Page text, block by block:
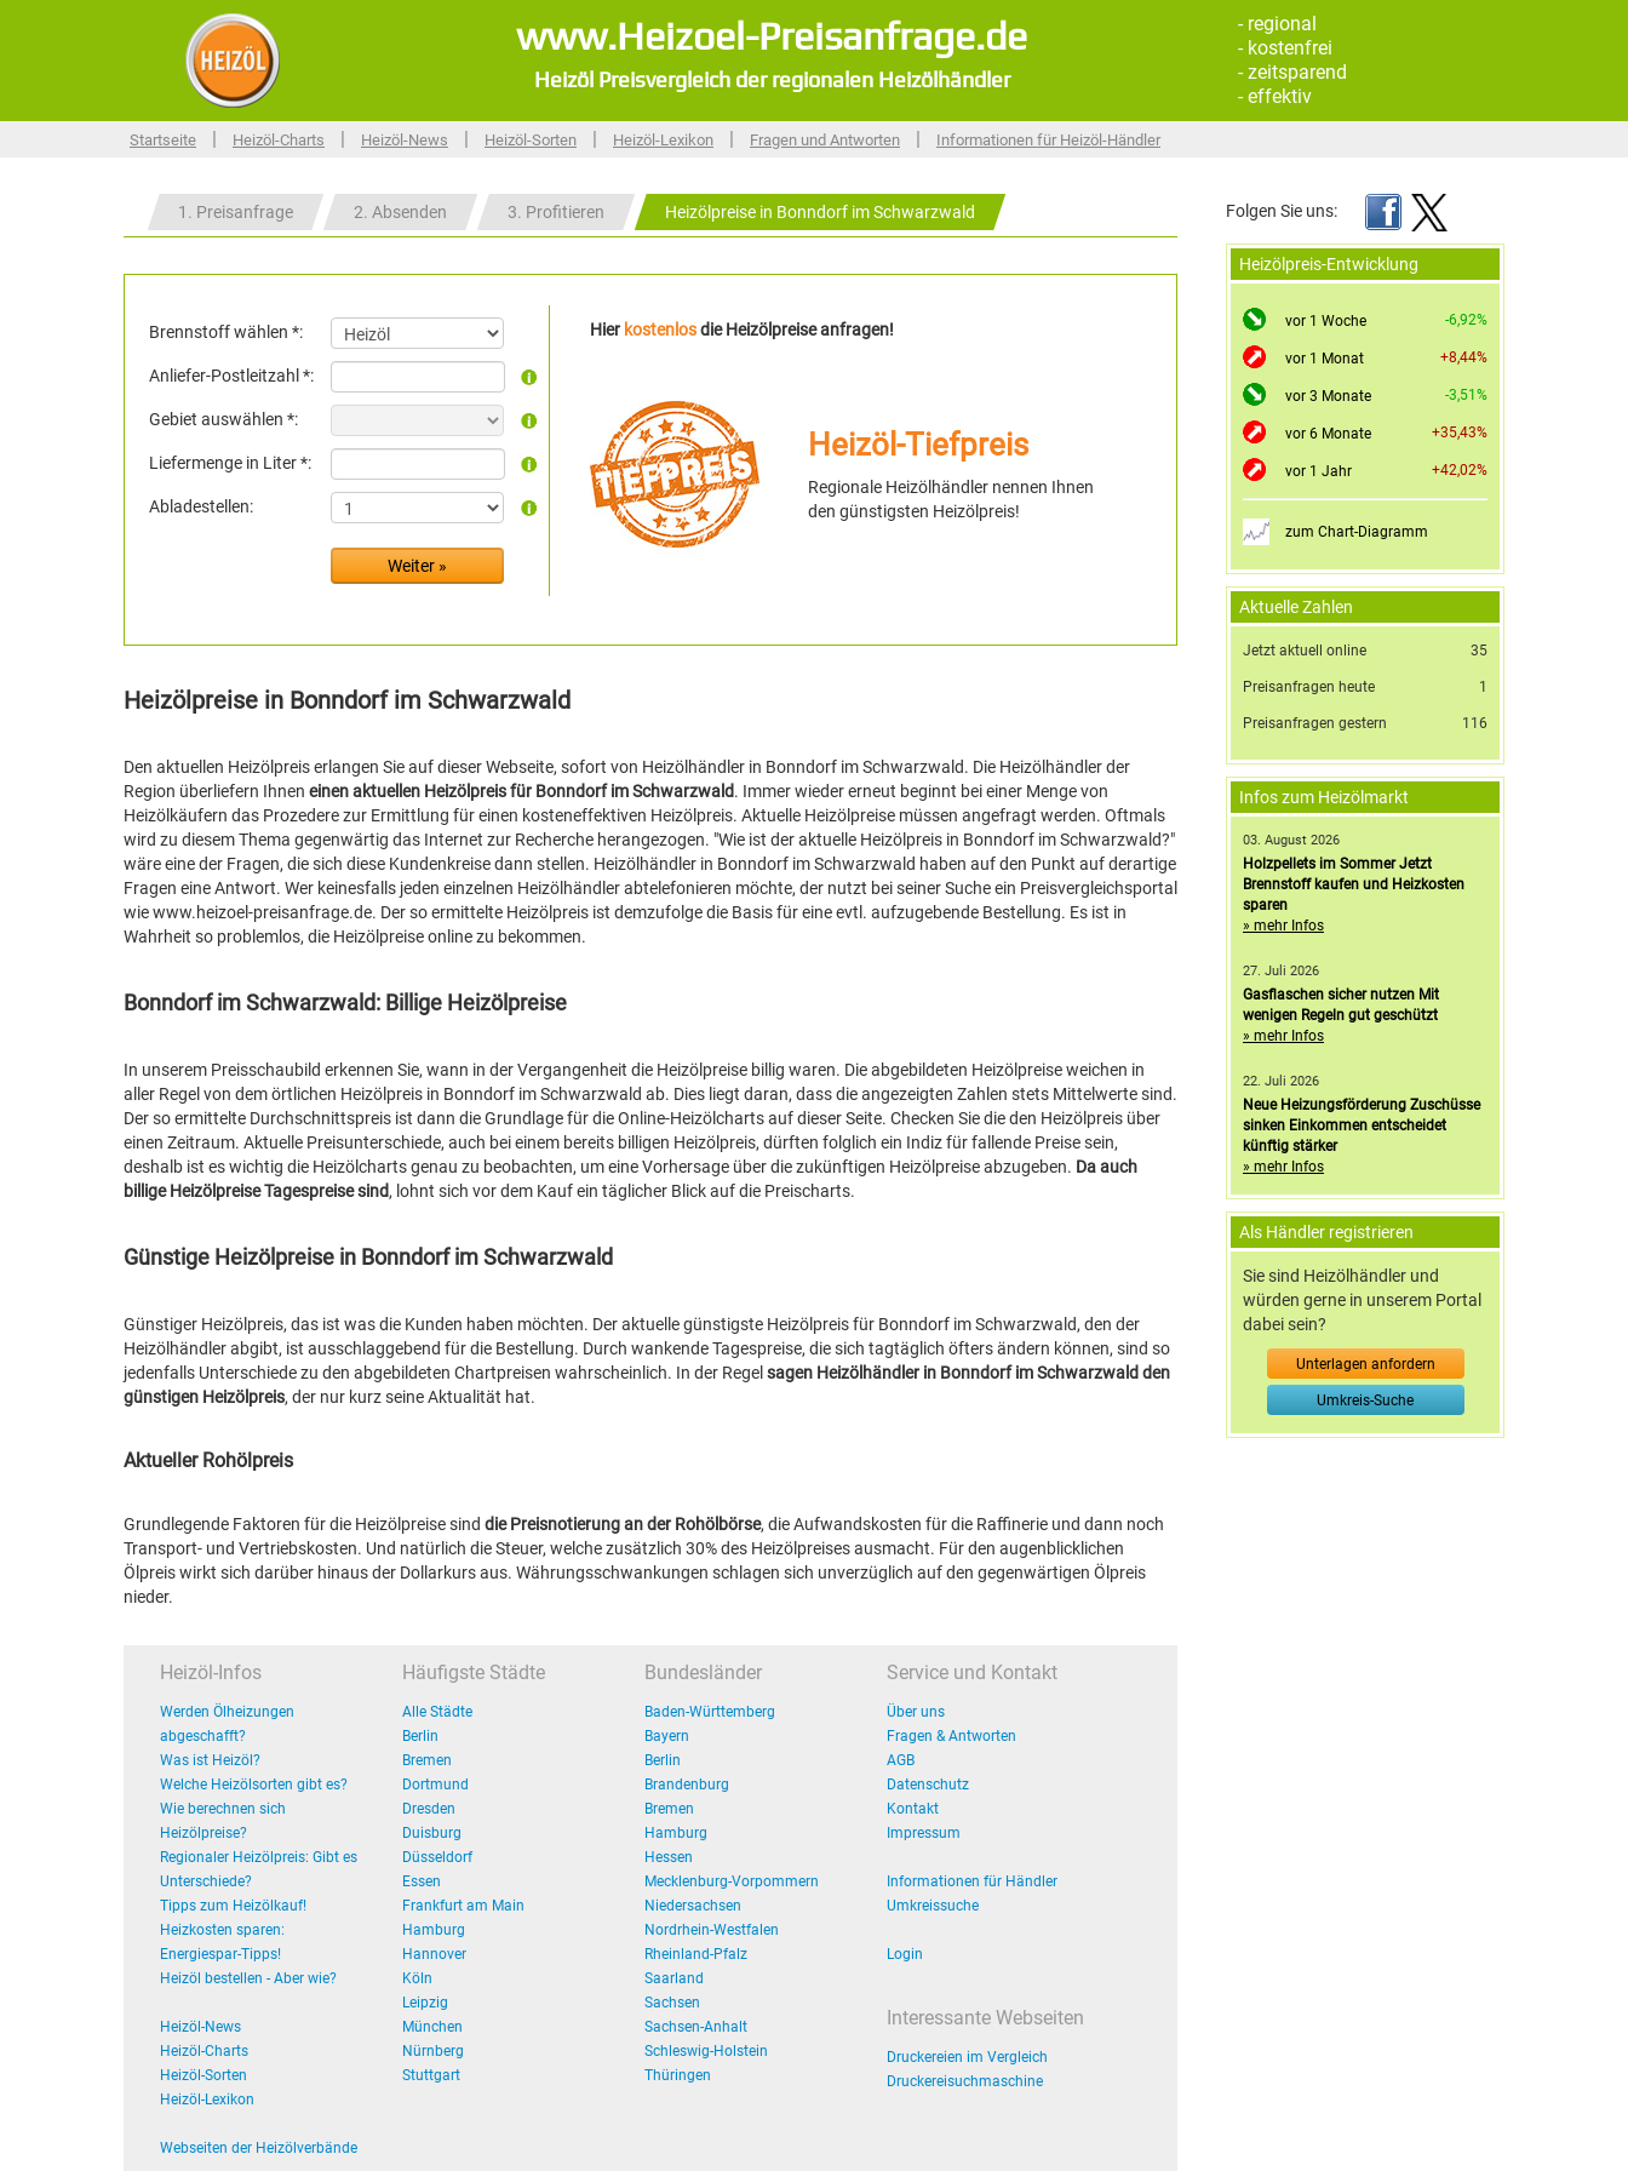
www.Heizoel-Preisanfrage.de
Heizöl Preisvergleich der regionalen Heizölhändler
- regional
- kostenfrei
- zeitsparend
- effektiv
Startseite | Heizöl-Charts | Heizöl-News | Heizöl-Sorten | Heizöl-Lexikon | Fragen und Antworten | Informationen für Heizöl-Händler
1. Preisanfrage 2. Absenden 3. Profitieren Heizölpreise in Bonndorf im Schwarzwald
Brennstoff wählen *:
Anliefer-Postleitzahl *:
Gebiet auswählen *:
Liefermenge in Liter *:
Abladestellen:
Hier kostenlosdie Heizölpreise anfragen!
Heizöl-Tiefpreis
Regionale Heizölhändler nennen Ihnen
den günstigsten Heizölpreis!
Heizölpreise in Bonndorf im Schwarzwald
Den aktuellen Heizölpreis erlangen Sie auf dieser Webseite, sofort von Heizölhändler in Bonndorf im Schwarzwald. Die Heizölhändler der
Region überliefern Ihnen einen aktuellen Heizölpreis für Bonndorf im Schwarzwald. Immer wieder erneut beginnt bei einer Menge von
Heizölkäufern das Prozedere zur Ermittlung für einen kosteneffektiven Heizölpreis. Aktuelle Heizölpreise müssen angefragt werden. Oftmals
wird zu diesem Thema gegenwärtig das Internet zur Recherche herangezogen. "Wie ist der aktuelle Heizölpreis in Bonndorf im Schwarzwald?"
wäre eine der Fragen, die sich diese Kundenkreise dann stellen. Heizölhändler in Bonndorf im Schwarzwald haben auf den Punkt auf derartige
Fragen eine Antwort. Wer keinesfalls jeden einzelnen Heizölhändler abtelefonieren möchte, der nutzt bei seiner Suche ein Preisvergleichsportal
wie www.heizoel-preisanfrage.de. Der so ermittelte Heizölpreis ist demzufolge die Basis für eine evtl. aufzugebende Bestellung. Es ist in
Wahrheit so problemlos, die Heizölpreise online zu bekommen.
Bonndorf im Schwarzwald: Billige Heizölpreise
In unserem Preisschaubild erkennen Sie, wann in der Vergangenheit die Heizölpreise billig waren. Die abgebildeten Heizölpreise weichen in
aller Regel von dem örtlichen Heizölpreis in Bonndorf im Schwarzwald ab. Dies liegt daran, dass die angezeigten Zahlen stets Mittelwerte sind.
Der so ermittelte Durchschnittspreis ist dann die Grundlage für die Online-Heizölcharts auf dieser Seite. Checken Sie die den Heizölpreis über
einen Zeitraum. Aktuelle Preisunterschiede, auch bei einem bereits billigen Heizölpreis, dürften folglich ein Indiz für fallende Preise sein,
deshalb ist es wichtig die Heizölcharts genau zu beobachten, um eine Vorhersage über die zukünftigen Heizölpreise abzugeben. Da auch
billige Heizölpreise Tagespreise sind, lohnt sich vor dem Kauf ein täglicher Blick auf die Preischarts.
Günstige Heizölpreise in Bonndorf im Schwarzwald
Günstiger Heizölpreis, das ist was die Kunden haben möchten. Der aktuelle günstigste Heizölpreis für Bonndorf im Schwarzwald, den der
Heizölhändler abgibt, ist ausschlaggebend für die Bestellung. Durch wankende Tagespreise, die sich tagtäglich öfters ändern können, sind so
jedenfalls Unterschiede zu den abgebildeten Chartpreisen wahrscheinlich. In der Regel sagen Heizölhändler in Bonndorf im Schwarzwald den
günstigen Heizölpreis, der nur kurz seine Aktualität hat.
Aktueller Rohölpreis
Grundlegende Faktoren für die Heizölpreise sind die Preisnotierung an der Rohölbörse, die Aufwandskosten für die Raffinerie und dann noch
Transport- und Vertriebskosten. Und natürlich die Steuer, welche zusätzlich 30% des Heizölpreises ausmacht. Für den augenblicklichen
Ölpreis wirkt sich darüber hinaus der Dollarkurs aus. Währungsschwankungen schlagen sich unverzüglich auf den gegenwärtigen Ölpreis
nieder.
Folgen Sie uns:
Heizölpreis-Entwicklung
vor 1 Woche -6,92%
vor 1 Monat +8,44%
vor 3 Monate -3,51%
vor 6 Monate +35,43%
vor 1 Jahr +42,02%
zum Chart-Diagramm
Aktuelle Zahlen
Jetzt aktuell online 35
Preisanfragen heute 1
Preisanfragen gestern 116
Infos zum Heizölmarkt
03. August 2026
Holzpellets im Sommer Jetzt
Brennstoff kaufen und Heizkosten
sparen
» mehr Infos
27. Juli 2026
Gasflaschen sicher nutzen Mit
wenigen Regeln gut geschützt
» mehr Infos
22. Juli 2026
Neue Heizungsförderung Zuschüsse
sinken Einkommen entscheidet
künftig stärker
» mehr Infos
Als Händler registrieren
Sie sind Heizölhändler und
würden gerne in unserem Portal
dabei sein?
Unterlagen anfordern
Umkreis-Suche
Heizöl-Infos
Werden Ölheizungen
abgeschafft?
Was ist Heizöl?
Welche Heizölsorten gibt es?
Wie berechnen sich
Heizölpreise?
Regionaler Heizölpreis: Gibt es
Unterschiede?
Tipps zum Heizölkauf!
Heizkosten sparen:
Energiespar-Tipps!
Heizöl bestellen - Aber wie?
Heizöl-News
Heizöl-Charts
Heizöl-Sorten
Heizöl-Lexikon
Webseiten der Heizölverbände
Häufigste Städte
Alle Städte
Berlin
Bremen
Dortmund
Dresden
Duisburg
Düsseldorf
Essen
Frankfurt am Main
Hamburg
Hannover
Köln
Leipzig
München
Nürnberg
Stuttgart
Bundesländer
Baden-Württemberg
Bayern
Berlin
Brandenburg
Bremen
Hamburg
Hessen
Mecklenburg-Vorpommern
Niedersachsen
Nordrhein-Westfalen
Rheinland-Pfalz
Saarland
Sachsen
Sachsen-Anhalt
Schleswig-Holstein
Thüringen
Service und Kontakt
Über uns
Fragen & Antworten
AGB
Datenschutz
Kontakt
Impressum
Informationen für Händler
Umkreissuche
Login
Interessante Webseiten
Druckereien im Vergleich
Druckereisuchmaschine